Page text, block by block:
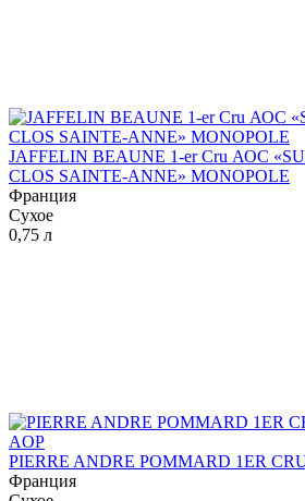
JAFFELIN BEAUNE 1-er Cru АОС
CLOS SAINTE-ANNE» MONOPOLE
Франция
Сухое
0,75 л
PIERRE ANDRE POMMARD 1ER
Франция